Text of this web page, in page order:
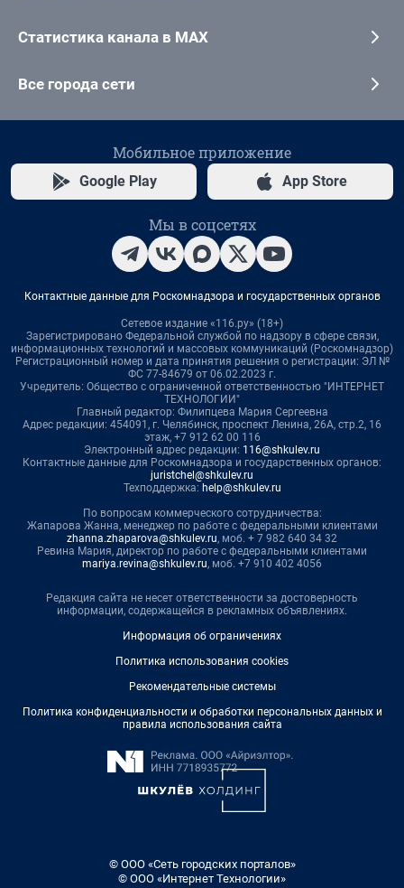
Статистика канала в MAX
Все города сети
Мобильное приложение
Google Play App Store
Мы в соцсетях
Контактные данные для Роскомнадзора и государственных органов
Сетевое издание «116.ру» (18+)
Зарегистрировано Федеральной службой по надзору в сфере связи,
информационных технологий и массовых коммуникаций (Роскомнадзор)
Регистрационный номер и дата принятия решения о регистрации: ЭЛ №
ФС 77-84679 от 06.02.2023 г.
Учредитель: Общество с ограниченной ответственностью "ИНТЕРНЕТ
ТЕХНОЛОГИИ"
Главный редактор: Филипцева Мария Сергеевна
Адрес редакции: 454091, г. Челябинск, проспект Ленина, 26А, стр.2, 16
этаж, +7 912 62 00 116
Электронный адрес редакции: 116@shkulev.ru
Контактные данные для Роскомнадзора и государственных органов:
juristchel@shkulev.ru
Техподдержка: help@shkulev.ru
По вопросам коммерческого сотрудничества:
Жапарова Жанна, менеджер по работе с федеральными клиентами
zhanna.zhaparova@shkulev.ru, моб. + 7 982 640 34 32
Ревина Мария, директор по работе с федеральными клиентами
mariya.revina@shkulev.ru, моб. +7 910 402 4056
Редакция сайта не несет ответственности за достоверность
информации, содержащейся в рекламных объявлениях.
Информация об ограничениях
Политика использования cookies
Рекомендательные системы
Политика конфиденциальности и обработки персональных данных и
правила использования сайта
© ООО «Сеть городских порталов»
© ООО «Интернет Технологии»